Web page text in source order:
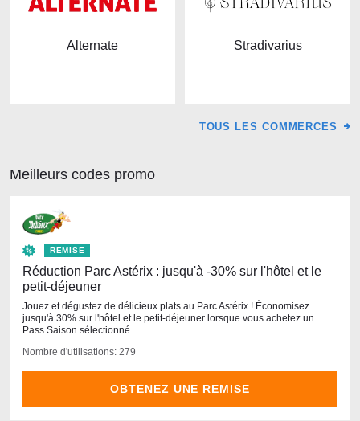
Alternate Stradivarius
TOUS LES COMMERCES
Meilleurs codes promo
REMISE
Réduction Parc Astérix : jusqu'à -30% sur l'hôtel et le
petit-déjeuner
Jouez et dégustez de délicieux plats au Parc Astérix ! Économisez
jusqu'à 30% sur l'hôtel et le petit-déjeuner lorsque vous achetez un
Pass Saison sélectionné.
Nombre d'utilisations: 279
OBTENEZ UNE REMISE